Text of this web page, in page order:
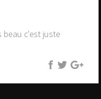
beau c'est juste